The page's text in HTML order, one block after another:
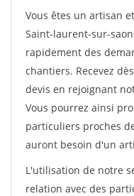
Vous êtes un artisan
Saint-laurent-sur-
rapidement des
chantiers. Recevez
devis en rejoignant
Vous pourrez ainsi
particuliers proches
auront besoin d'un
L'utilisation de notre
relation avec des